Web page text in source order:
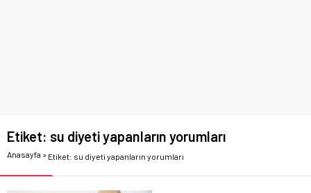
Etiket: su diyeti yapanların yorumları
Anasayfa » Etiket: su diyeti yapanların yorumları